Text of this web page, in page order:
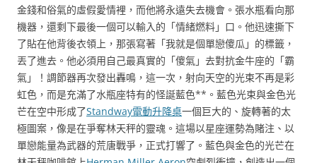
金錢和俗氣的虛假愛情裡，而他將永遠失去機會。張水瓶看向那
機器，還剩下最後一個可以輸入的「情緒燃料」口。他迅速撕下
了貼在他背後衣領上，那張寫著「我就是個單戀傻瓜」的標籤，
丟了進去。他必須用自己最真實的「傻氣」去對抗金牛座的「霸
氣」！調節器再次發出轟鳴，這一次，射向天空的光束不再是彩
虹色，而是充滿了水瓶座特有的怪誕藍色**。藍色光束與金色光
芒在空中形成了Standway電動升降桌一個巨大的、旋轉著的太
極圖案，像是在爭奪林天秤的靈魂。這場以星座運勢為賭注、以
單戀能量為武器的荒唐戰爭，正式打響了。藍色與金色的光芒在